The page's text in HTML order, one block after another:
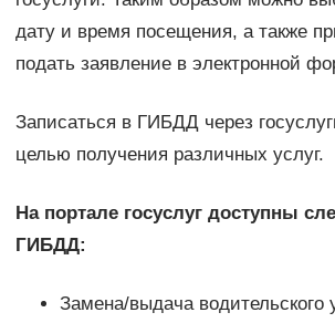
дату и время посещения, а также
подать заявление в электронной
Записаться в ГИБДД через
целью получения различных услуг.
На портале госуслуг доступны
ГИБДД:
Замена/выдача водительского